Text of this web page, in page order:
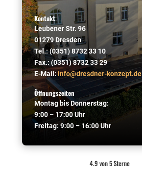
Kontakt
Leubener Str. 96
01279 Dresden
Tel.: (0351) 8732 33 10
Fax.: (0351) 8732 33 29
E-Mail:info@dresdner-konzept.de
Öffnungszeiten
Montag bis Donnerstag:
9:00 – 17:00 Uhr
Freitag: 9:00 – 16:00 Uhr
4.9 von 5 Sterne